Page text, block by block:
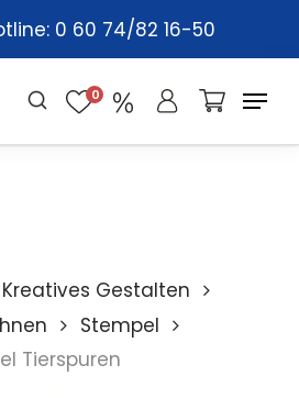
0 60 74/82 16-50
0
Kreatives Gestalten
Stempel
Tierspuren